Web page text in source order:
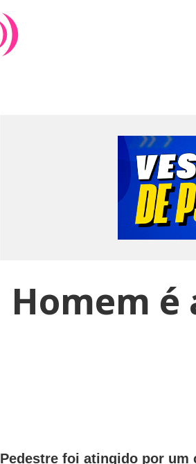
Homem é
Pedestre foi atingido por um